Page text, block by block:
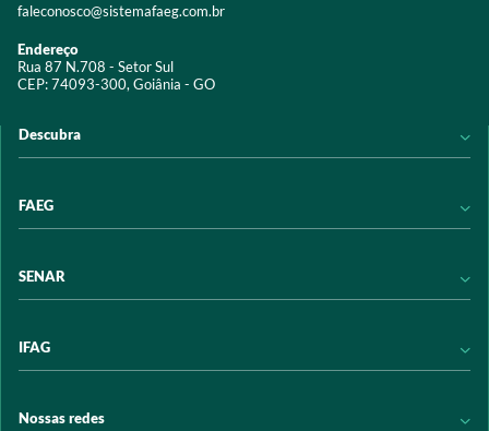
faleconosco@sistemafaeg.com.br
Endereço
Rua 87 N.708 - Setor Sul
CEP: 74093-300, Goiânia - GO
Descubra
Acervo digital
Programas e Serviços
Trabalhe conosco
FAEG
Transparência
SENAR
Transparência
Arrecadação
IFAG
Nossas redes